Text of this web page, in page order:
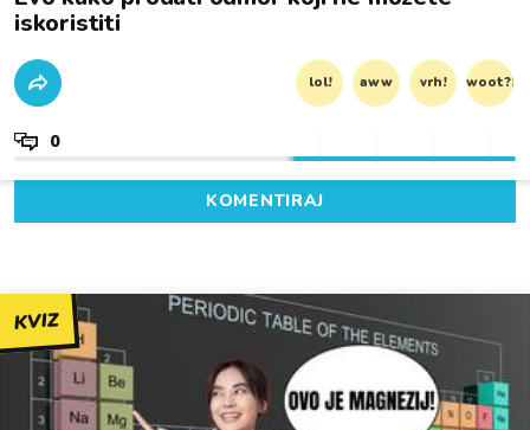
iskoristiti
lol! aww vrh! woot?!
0
KOMENTIRAJ
KVIZ